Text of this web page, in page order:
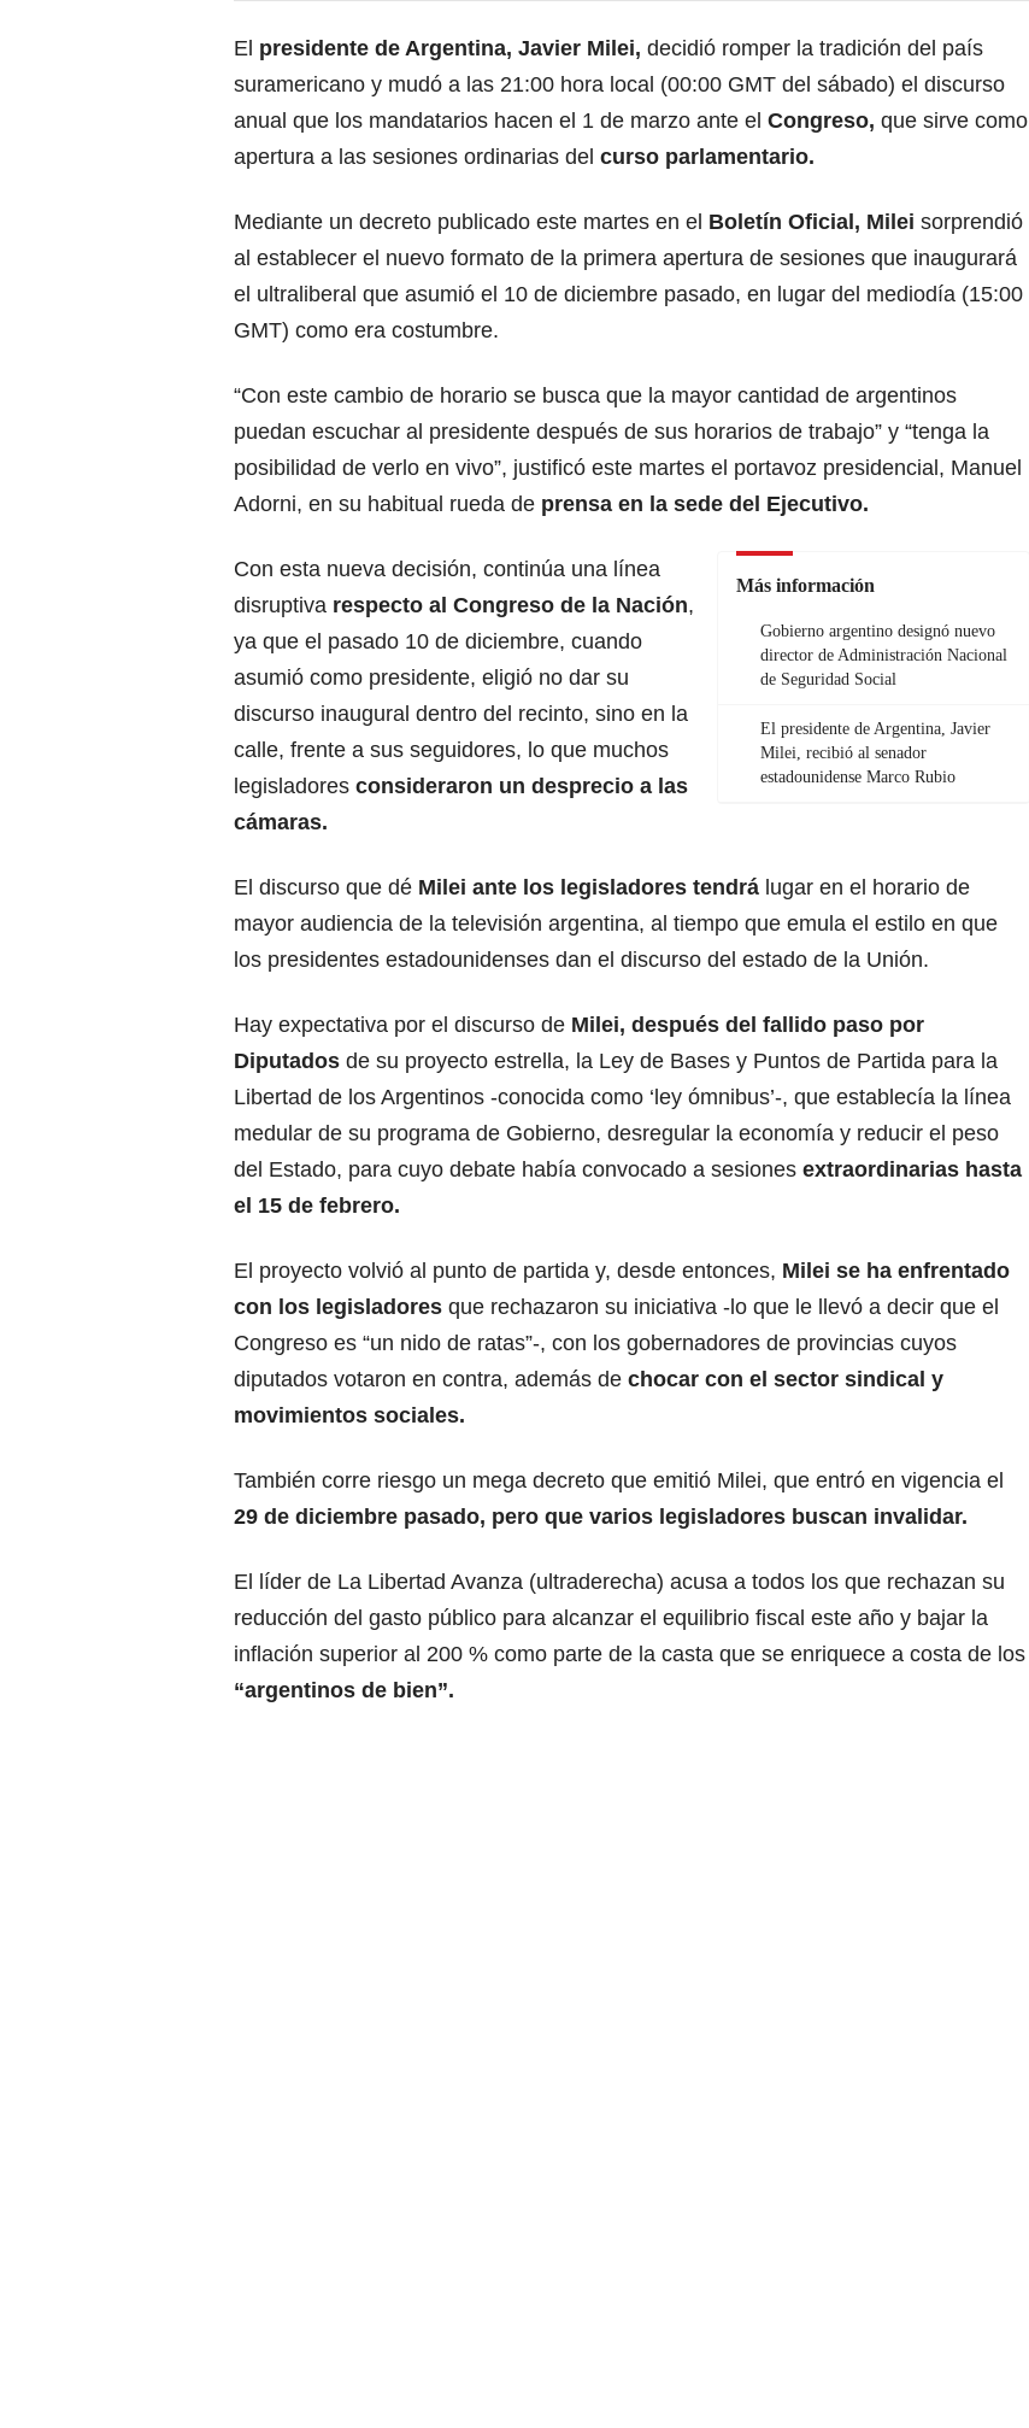
El presidente de Argentina, Javier Milei, decidió romper la tradición del país
suramericano y mudó a las 21:00 hora local (00:00 GMT del sábado) el discurso
anual que los mandatarios hacen el 1 de marzo ante el Congreso, que sirve como
apertura a las sesiones ordinarias del curso parlamentario.
Mediante un decreto publicado este martes en el Boletín Oficial, Milei sorprendió
al establecer el nuevo formato de la primera apertura de sesiones que inaugurará
el ultraliberal que asumió el 10 de diciembre pasado, en lugar del mediodía (15:00
GMT) como era costumbre.
“Con este cambio de horario se busca que la mayor cantidad de argentinos
puedan escuchar al presidente después de sus horarios de trabajo” y “tenga la
posibilidad de verlo en vivo”, justificó este martes el portavoz presidencial, Manuel
Adorni, en su habitual rueda de prensa en la sede del Ejecutivo.
Más información
Gobierno argentino designó nuevo
director de Administración Nacional
de Seguridad Social
El presidente de Argentina, Javier
Milei, recibió al senador
estadounidense Marco Rubio
Con esta nueva decisión, continúa una línea
disruptiva respecto al Congreso de la Nación,
ya que el pasado 10 de diciembre, cuando
asumió como presidente, eligió no dar su
discurso inaugural dentro del recinto, sino en la
calle, frente a sus seguidores, lo que muchos
legisladores consideraron un desprecio a las
cámaras.
El discurso que dé Milei ante los legisladores tendrá lugar en el horario de
mayor audiencia de la televisión argentina, al tiempo que emula el estilo en que
los presidentes estadounidenses dan el discurso del estado de la Unión.
Hay expectativa por el discurso de Milei, después del fallido paso por
Diputados de su proyecto estrella, la Ley de Bases y Puntos de Partida para la
Libertad de los Argentinos -conocida como ‘ley ómnibus’-, que establecía la línea
medular de su programa de Gobierno, desregular la economía y reducir el peso
del Estado, para cuyo debate había convocado a sesiones extraordinarias hasta
el 15 de febrero.
El proyecto volvió al punto de partida y, desde entonces, Milei se ha enfrentado
con los legisladores que rechazaron su iniciativa -lo que le llevó a decir que el
Congreso es “un nido de ratas”-, con los gobernadores de provincias cuyos
diputados votaron en contra, además de chocar con el sector sindical y
movimientos sociales.
También corre riesgo un mega decreto que emitió Milei, que entró en vigencia el
29 de diciembre pasado, pero que varios legisladores buscan invalidar.
El líder de La Libertad Avanza (ultraderecha) acusa a todos los que rechazan su
reducción del gasto público para alcanzar el equilibrio fiscal este año y bajar la
inflación superior al 200 % como parte de la casta que se enriquece a costa de los
“argentinos de bien”.